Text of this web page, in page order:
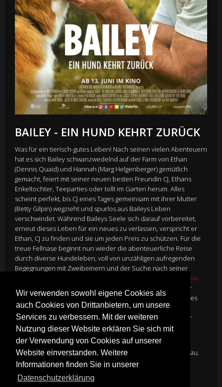
Wir verwenden sowohl eigene Cookies als
auch Cookies von Drittanbietern, um unsere
Services zu verbessern. Mit der weiteren
Nutzung dieser Website erklären Sie sich mit
der Verwendung von Cookies auf unserer
Website einverstanden. Weitere
Informationen finden Sie in unserer
Datenschutzerklärung
BAILEY - EIN HUND KEHRT ZURÜCK
Was für ein tierisch-gutes Leben! Nach seinen vielen Abenteuern
hat es sich Bailey schwanzwedelnd auf der Farm von Ethan
(Dennis Quaid) und Hannah (Marg Helgenberger) gemütlich
gemacht, feiert mit seiner neuen besten Freundin CJ, Ethans
Enkeltochter, Teeparties oder tollt im Garten herum. Alles
scheint perfekt, bis CJ eines Tages gemeinsam mit ihrer Mutter
(Betty Gilpin) wegzieht und spurlos aus Baileys Leben
verschwindet. Während Baileys Seele sich darauf vorbereitet,
erneut dieses Leben für ein neues zu verlassen, verspricht er
Ethan, CJ zu finden und sie um jeden Preis zu schützen. Für die
treue Fellnase beginnt nun wieder die abenteuerliche Reise
durch diverse Hundeleben, voll von unzähligen aufregenden
Begegnungen mit Zweibeinern und der Suche nach seiner
Kathryn
Prescott
) und deren bester Freund Trent (Henry Lau) wieder
aufeinander, erleben gemeinsam die Herausforderungen des
Erwachsenwerdens sowie die Bedeutung von wahrer
Freundschaft. Und natürlich bedarf es dann und wann einer
ordentlichen Portion Streicheleinheiten…
DirectorGail Mancuso
CastDennis Quaid,Marg Helgenberger Henry Lau,
Kathryn Prescott
Genre:Family